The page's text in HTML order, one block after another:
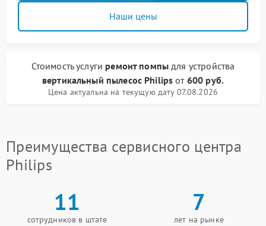
Наши цены
Стоимость услуги ремонт помпы для устройства
вертикальный пылесос Philips от 600 руб.
Цена актуальна на текущую дату 07.08.2026
Преимущества сервисного центра
Philips
11
сотрудников в штате
7
лет на рынке